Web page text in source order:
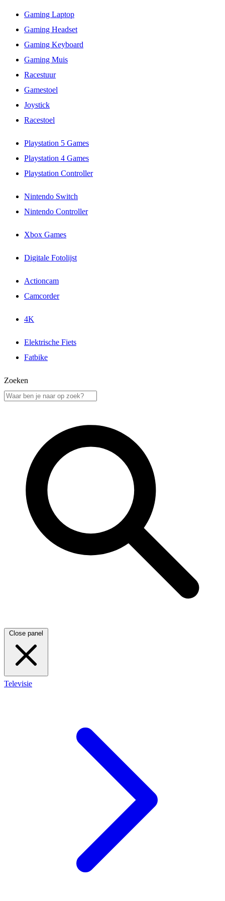
Gaming Laptop
Gaming Headset
Gaming Keyboard
Gaming Muis
Racestuur
Gamestoel
Joystick
Racestoel
Playstation 5 Games
Playstation 4 Games
Playstation Controller
Nintendo Switch
Nintendo Controller
Xbox Games
Digitale Fotolijst
Actioncam
Camcorder
4K
Elektrische Fiets
Fatbike
Zoeken
Close panel
Televisie